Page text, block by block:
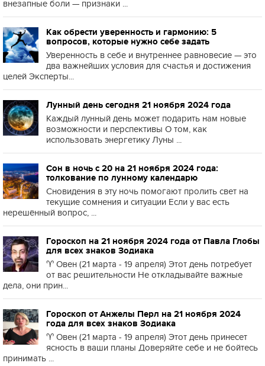
внезапные боли — признаки ...
Как обрести уверенность и гармонию: 5
вопросов, которые нужно себе задать
Уверенность в себе и внутреннее равновесие — это
два важнейших условия для счастья и достижения
целей Эксперты...
Лунный день сегодня 21 ноября 2024 года
Каждый лунный день может подарить нам новые
возможности и перспективы О том, как
использовать энергетику Луны ...
Сон в ночь с 20 на 21 ноября 2024 года:
толкование по лунному календарю
Сновидения в эту ночь помогают пролить свет на
текущие сомнения и ситуации Если у вас есть
нерешённый вопрос, ...
Гороскоп на 21 ноября 2024 года от Павла Глобы
для всех знаков Зодиака
♈️ Овен (21 марта - 19 апреля) Этот день потребует
от вас решительности Не откладывайте важные
дела, они прин...
Гороскоп от Анжелы Перл на 21 ноября 2024
года для всех знаков Зодиака
♈️ Овен (21 марта - 19 апреля) Этот день принесет
ясность в ваши планы Доверяйте себе и не бойтесь
принимать ...